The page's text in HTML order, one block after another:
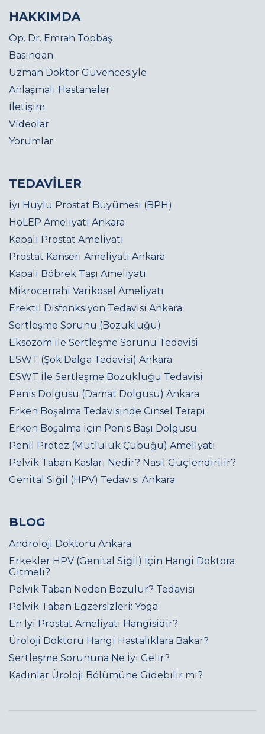
HAKKIMDA
Op. Dr. Emrah Topbaş
Basından
Uzman Doktor Güvencesiyle
Anlaşmalı Hastaneler
İletişim
Videolar
Yorumlar
TEDAVİLER
İyi Huylu Prostat Büyümesi (BPH)
HoLEP Ameliyatı Ankara
Kapalı Prostat Ameliyatı
Prostat Kanseri Ameliyatı Ankara
Kapalı Böbrek Taşı Ameliyatı
Mikrocerrahi Varikosel Ameliyatı
Erektil Disfonksiyon Tedavisi Ankara
Sertleşme Sorunu (Bozukluğu)
Eksozom ile Sertleşme Sorunu Tedavisi
ESWT (Şok Dalga Tedavisi) Ankara
ESWT İle Sertleşme Bozukluğu Tedavisi
Penis Dolgusu (Damat Dolgusu) Ankara
Erken Boşalma Tedavisinde Cinsel Terapi
Erken Boşalma İçin Penis Başı Dolgusu
Penil Protez (Mutluluk Çubuğu) Ameliyatı
Pelvik Taban Kasları Nedir? Nasıl Güçlendirilir?
Genital Siğil (HPV) Tedavisi Ankara
BLOG
Androloji Doktoru Ankara
Erkekler HPV (Genital Siğil) İçin Hangi Doktora
Gitmeli?
Pelvik Taban Neden Bozulur? Tedavisi
Pelvik Taban Egzersizleri: Yoga
En İyi Prostat Ameliyatı Hangisidir?
Üroloji Doktoru Hangi Hastalıklara Bakar?
Sertleşme Sorununa Ne İyi Gelir?
Kadınlar Üroloji Bölümüne Gidebilir mi?